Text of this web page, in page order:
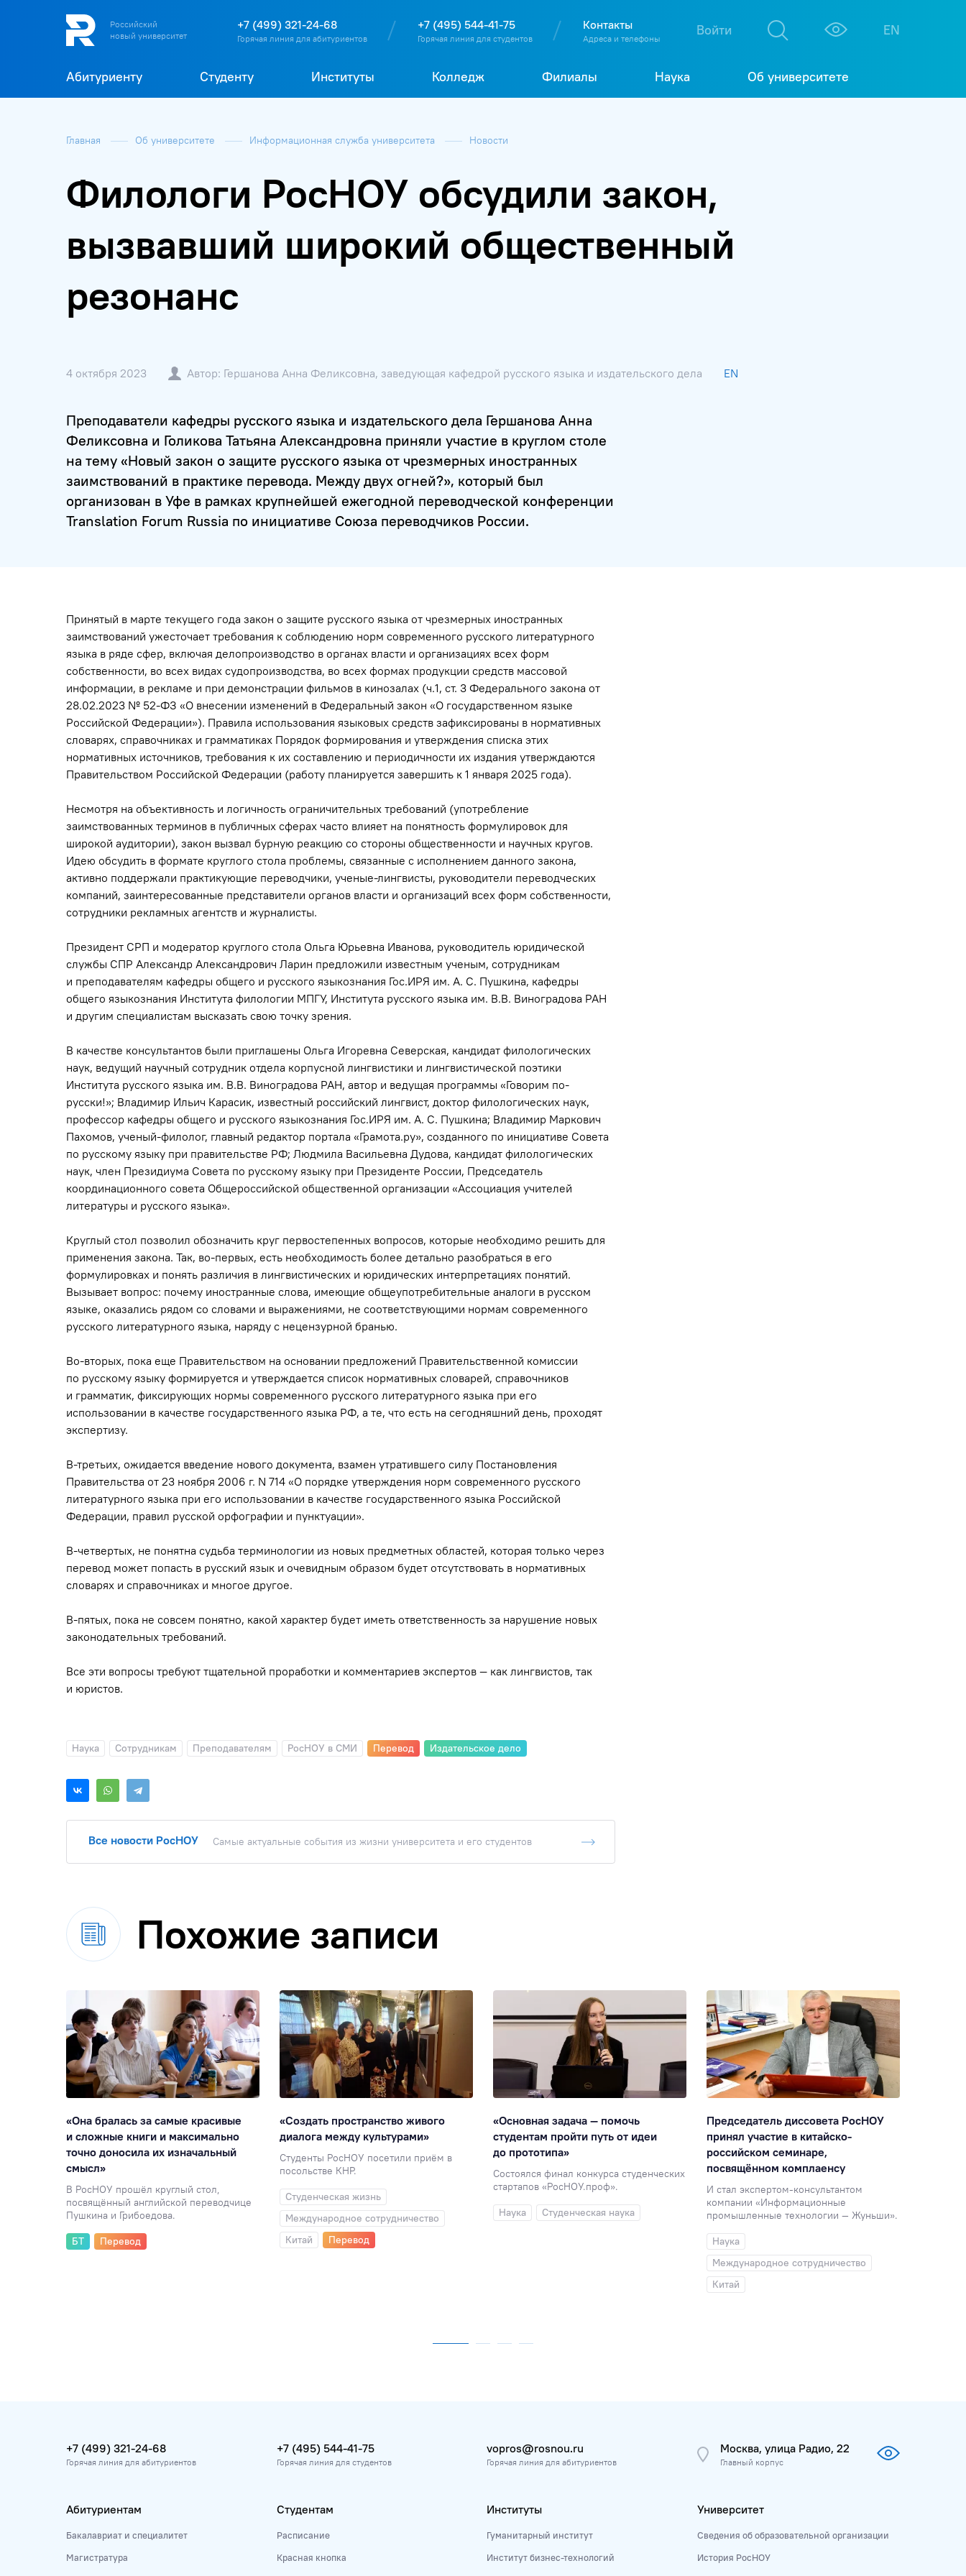
О Т
Российский
новый университет
+7 (499) 321-24-68
Горячая линия для абитуриентов
+7 (495) 544-41-75
Горячая линия для студентов
Контакты
Адреса и телефоны
Войти EN
Абитуриенту Студенту Институты Колледж Филиалы Наука Об университете
Главная Об университете Информационная служба университета Новости
Филологи РосНОУ обсудили закон,
вызвавший широкий общественный
резонанс
4 октября 2023 Автор: Гершанова Анна Феликсовна, заведующая кафедрой русского языка и издательского дела EN
Преподаватели кафедры русского языка и издательского дела Гершанова Анна
Феликсовна и Голикова Татьяна Александровна приняли участие в круглом столе
на тему «Новый закон о защите русского языка от чрезмерных иностранных
заимствований в практике перевода. Между двух огней?», который был
организован в Уфе в рамках крупнейшей ежегодной переводческой конференции
Translation Forum Russia по инициативе Союза переводчиков России.
Принятый в марте текущего года закон о защите русского языка от чрезмерных иностранных
заимствований ужесточает требования к соблюдению норм современного русского литературного
языка в ряде сфер, включая делопроизводство в органах власти и организациях всех форм
собственности, во всех видах судопроизводства, во всех формах продукции средств массовой
информации, в рекламе и при демонстрации фильмов в кинозалах (ч.1, ст. 3 Федерального закона от
28.02.2023 № 52-ФЗ «О внесении изменений в Федеральный закон «О государственном языке
Российской Федерации»). Правила использования языковых средств зафиксированы в нормативных
словарях, справочниках и грамматиках Порядок формирования и утверждения списка этих
нормативных источников, требования к их составлению и периодичности их издания утверждаются
Правительством Российской Федерации (работу планируется завершить к 1 января 2025 года).
Несмотря на объективность и логичность ограничительных требований (употребление
заимствованных терминов в публичных сферах часто влияет на понятность формулировок для
широкой аудитории), закон вызвал бурную реакцию со стороны общественности и научных кругов.
Идею обсудить в формате круглого стола проблемы, связанные с исполнением данного закона,
активно поддержали практикующие переводчики, ученые-лингвисты, руководители переводческих
компаний, заинтересованные представители органов власти и организаций всех форм собственности,
сотрудники рекламных агентств и журналисты.
Президент СРП и модератор круглого стола Ольга Юрьевна Иванова, руководитель юридической
службы СПР Александр Александрович Ларин предложили известным ученым, сотрудникам
и преподавателям кафедры общего и русского языкознания Гос.ИРЯ им. А. С. Пушкина, кафедры
общего языкознания Института филологии МПГУ, Института русского языка им. В.В. Виноградова РАН
и другим специалистам высказать свою точку зрения.
В качестве консультантов были приглашены Ольга Игоревна Северская, кандидат филологических
наук, ведущий научный сотрудник отдела корпусной лингвистики и лингвистической поэтики
Института русского языка им. В.В. Виноградова РАН, автор и ведущая программы «Говорим по-
русски!»; Владимир Ильич Карасик, известный российский лингвист, доктор филологических наук,
профессор кафедры общего и русского языкознания Гос.ИРЯ им. А. С. Пушкина; Владимир Маркович
Пахомов, ученый-филолог, главный редактор портала «Грамота.ру», созданного по инициативе Совета
по русскому языку при правительстве РФ; Людмила Васильевна Дудова, кандидат филологических
наук, член Президиума Совета по русскому языку при Президенте России, Председатель
координационного совета Общероссийской общественной организации «Ассоциация учителей
литературы и русского языка».
Круглый стол позволил обозначить круг первостепенных вопросов, которые необходимо решить для
применения закона. Так, во-первых, есть необходимость более детально разобраться в его
формулировках и понять различия в лингвистических и юридических интерпретациях понятий.
Вызывает вопрос: почему иностранные слова, имеющие общеупотребительные аналоги в русском
языке, оказались рядом со словами и выражениями, не соответствующими нормам современного
русского литературного языка, наряду с нецензурной бранью.
Во-вторых, пока еще Правительством на основании предложений Правительственной комиссии
по русскому языку формируется и утверждается список нормативных словарей, справочников
и грамматик, фиксирующих нормы современного русского литературного языка при его
использовании в качестве государственного языка РФ, а те, что есть на сегодняшний день, проходят
экспертизу.
В-третьих, ожидается введение нового документа, взамен утратившего силу Постановления
Правительства от 23 ноября 2006 г. N 714 «О порядке утверждения норм современного русского
литературного языка при его использовании в качестве государственного языка Российской
Федерации, правил русской орфографии и пунктуации».
В-четвертых, не понятна судьба терминологии из новых предметных областей, которая только через
перевод может попасть в русский язык и очевидным образом будет отсутствовать в нормативных
словарях и справочниках и многое другое.
В-пятых, пока не совсем понятно, какой характер будет иметь ответственность за нарушение новых
законодательных требований.
Все эти вопросы требуют тщательной проработки и комментариев экспертов — как лингвистов, так
и юристов.
Наука Сотрудникам Преподавателям РосНОУ в СМИ Перевод Издательское дело
Все новости РосНОУ Самые актуальные события из жизни университета и его студентов
Похожие записи
«Она бралась за самые красивые
и сложные книги и максимально
точно доносила их изначальный
смысл»
В РосНОУ прошёл круглый стол,
посвящённый английской переводчице
Пушкина и Грибоедова.
БТ
Перевод
«Создать пространство живого
диалога между культурами»
Студенты РосНОУ посетили приём в
посольстве КНР.
Студенческая жизнь
Международное сотрудничество
Китай
Перевод
«Основная задача — помочь
студентам пройти путь от идеи
до прототипа»
Состоялся финал конкурса студенческих
стартапов «РосНОУ.проф».
Наука
Студенческая наука
Председатель диссовета РосНОУ
принял участие в китайско-
российском семинаре,
посвящённом комплаенсу
И стал экспертом-консультантом
компании «Информационные
промышленные технологии — Жуньши».
Наука
Международное сотрудничество
Китай
+7 (499) 321-24-68
Горячая линия для абитуриентов
+7 (495) 544-41-75
Горячая линия для студентов
vopros@rosnou.ru
Горячая линия для абитуриентов
Москва, улица Радио, 22
Главный корпус
Абитуриентам
Бакалавриат и специалитет
Магистратура
Студентам
Расписание
Красная кнопка
Институты
Гуманитарный институт
Институт бизнес-технологий
Университет
Сведения об образовательной организации
История РосНОУ